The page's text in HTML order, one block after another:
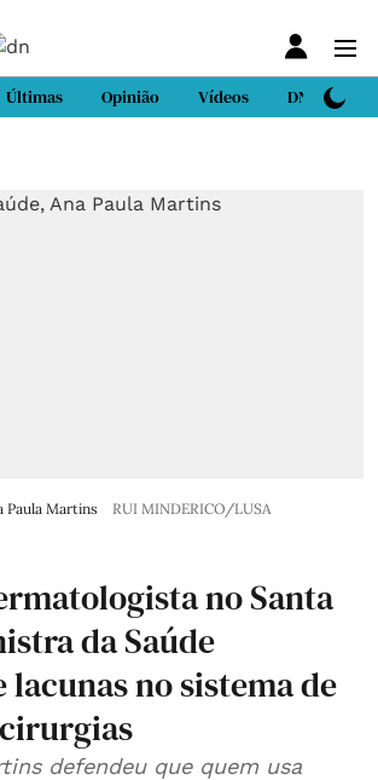
Últimas Opinião Vídeos DN Sport
Paula Martins RUI MINDERICO/LUSA
no Santa
da Saúde
lacunas no sistema de
defendeu que quem usa